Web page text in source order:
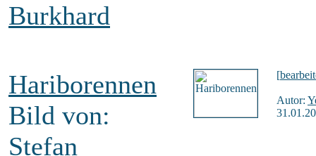
Burkhard
Hariborennen
Bild von:
Stefan
[
Autor: